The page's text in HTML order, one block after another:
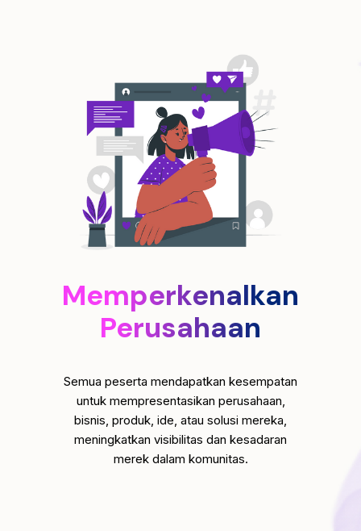
Memperkenalkan
Perusahaan
Semua peserta mendapatkan kesempatan
untuk mempresentasikan perusahaan,
bisnis, produk, ide, atau solusi mereka,
meningkatkan visibilitas dan kesadaran
merek dalam komunitas.